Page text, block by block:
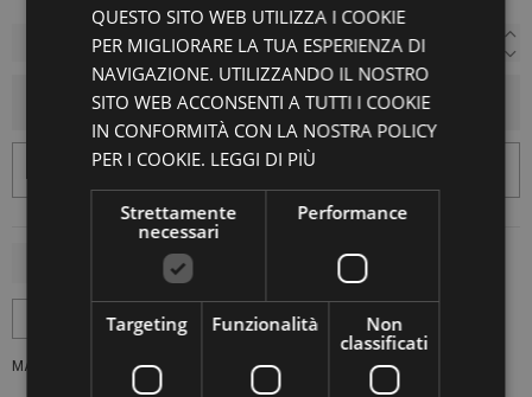
AGGIUNGI AL CARRELLO
MARCA: ATOMOFACTORY
QUESTO SITO WEB UTILIZZA I COOKIE
PER MIGLIORARE LA TUA ESPERIENZA DI
NAVIGAZIONE. UTILIZZANDO IL NOSTRO
SITO WEB ACCONSENTI A TUTTI I COOKIE
IN CONFORMITÀ CON LA NOSTRA POLICY
PER I COOKIE. LEGGI DI PIÙ
Strettamente
necessari
Performance
Targeting Funzionalità
Non
classificati